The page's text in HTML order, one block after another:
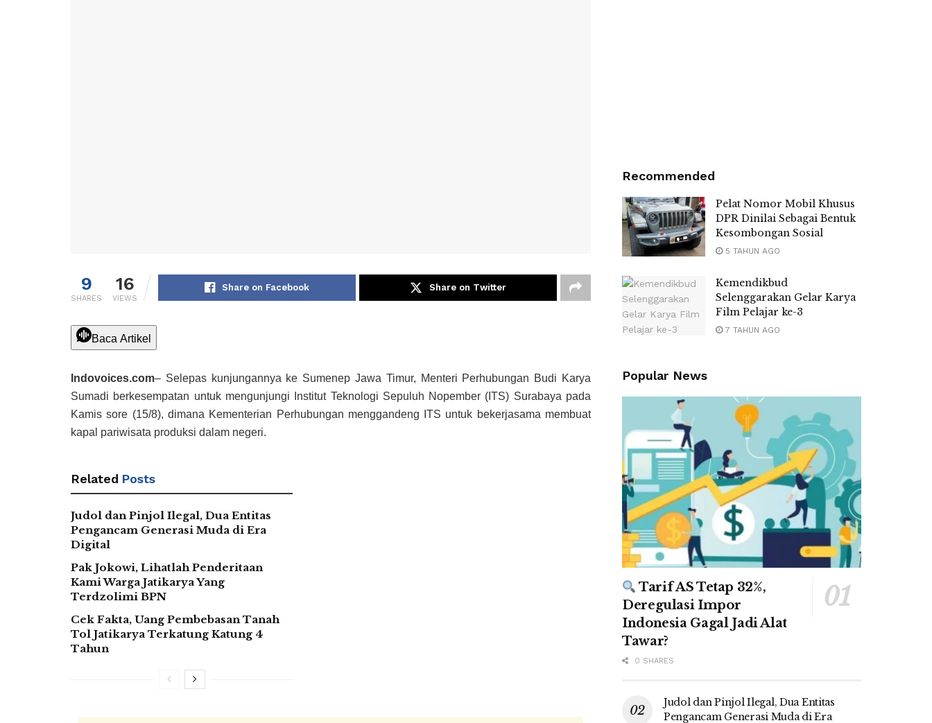
9
SHARES
16
VIEWS
Share on Facebook Share on Twitter
Baca Artikel
Indovoices.com– Selepas kunjungannya ke Sumenep Jawa Timur, Menteri Perhubungan Budi Karya
Sumadi berkesempatan untuk mengunjungi Institut Teknologi Sepuluh Nopember (ITS) Surabaya pada
Kamis sore (15/8), dimana Kementerian Perhubungan menggandeng ITS untuk bekerjasama membuat
kapal pariwisata produksi dalam negeri.
Related Posts
Judol dan Pinjol Ilegal, Dua Entitas
Pengancam Generasi Muda di Era
Digital
Pak Jokowi, Lihatlah Penderitaan
Kami Warga Jatikarya Yang
Terdzolimi BPN
Cek Fakta, Uang Pembebasan Tanah
Tol Jatikarya Terkatung Katung 4
Tahun
Recommended
Pelat Nomor Mobil Khusus
DPR Dinilai Sebagai Bentuk
Kesombongan Sosial
5 TAHUN AGO
Kemendikbud
Selenggarakan Gelar Karya
Film Pelajar ke-3
7 TAHUN AGO
Popular News
Tarif AS Tetap 32%,
Deregulasi Impor
Indonesia Gagal Jadi Alat
Tawar?
0 SHARES
Judol dan Pinjol Ilegal, Dua Entitas
Pengancam Generasi Muda di Era